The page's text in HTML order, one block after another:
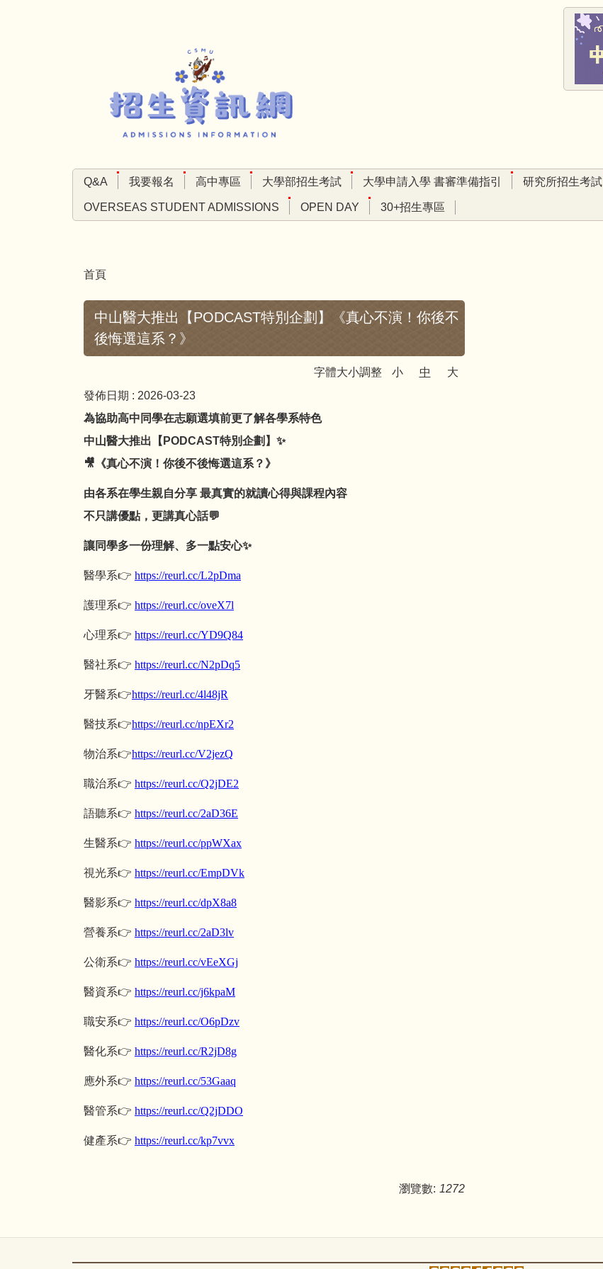
Q&A 我要報名 高中專區 大學部招生考試 大學申請入學 書審準備指引 研究所招生考試
OVERSEAS STUDENT ADMISSIONS OPEN DAY 30+招生專區
首頁
中山醫大推出【PODCAST特別企劃】《真心不演！你後不
後悔選這系？》
字體大小調整 小 中
大
發佈日期 : 2026-03-23
為協助高中同學在志願選填前更了解各學系特色
中山醫大推出【PODCAST特別企劃】✨
🎥《真心不演！你後不後悔選這系？》
由各系在學生親自分享 最真實的就讀心得與課程內容
不只講優點，更講真心話💬
讓同學多一份理解、多一點安心✨
醫學系👉 https://reurl.cc/L2pDma
護理系👉 https://reurl.cc/oveX7l
心理系👉 https://reurl.cc/YD9Q84
醫社系👉 https://reurl.cc/N2pDq5
牙醫系👉https://reurl.cc/4l48jR
醫技系👉https://reurl.cc/npEXr2
物治系👉https://reurl.cc/V2jezQ
職治系👉 https://reurl.cc/Q2jDE2
語聽系👉 https://reurl.cc/2aD36E
生醫系👉 https://reurl.cc/ppWXax
視光系👉 https://reurl.cc/EmpDVk
醫影系👉 https://reurl.cc/dpX8a8
營養系👉 https://reurl.cc/2aD3lv
公衛系👉 https://reurl.cc/vEeXGj
醫資系👉 https://reurl.cc/j6kpaM
職安系👉 https://reurl.cc/O6pDzv
醫化系👉 https://reurl.cc/R2jD8g
應外系👉 https://reurl.cc/53Gaaq
醫管系👉 https://reurl.cc/Q2jDDO
健產系👉 https://reurl.cc/kp7vvx
瀏覽數: 1272